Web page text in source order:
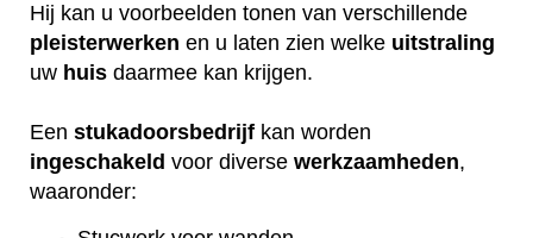
Hij kan u voorbeelden tonen van verschillende
pleisterwerken en u laten zien welke uitstraling
uw huis daarmee kan krijgen.
Een stukadoorsbedrijf kan worden
ingeschakeld voor diverse werkzaamheden,
waaronder: